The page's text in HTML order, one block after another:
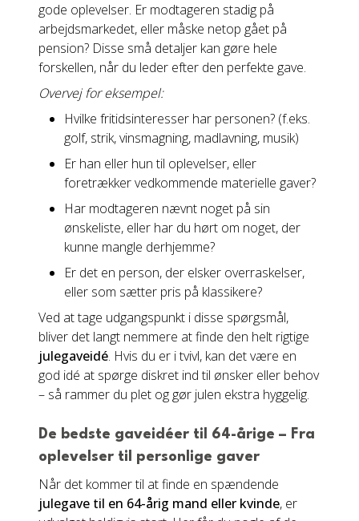
gode oplevelser. Er modtageren stadig på
arbejdsmarkedet, eller måske netop gået på
pension? Disse små detaljer kan gøre hele
forskellen, når du leder efter den perfekte gave.
Overvej for eksempel:
Hvilke fritidsinteresser har personen? (f.eks.
golf, strik, vinsmagning, madlavning, musik)
Er han eller hun til oplevelser, eller
foretrækker vedkommende materielle gaver?
Har modtageren nævnt noget på sin
ønskeliste, eller har du hørt om noget, der
kunne mangle derhjemme?
Er det en person, der elsker overraskelser,
eller som sætter pris på klassikere?
Ved at tage udgangspunkt i disse spørgsmål,
bliver det langt nemmere at finde den helt rigtige
julegaveidé. Hvis du er i tvivl, kan det være en
god idé at spørge diskret ind til ønsker eller behov
– så rammer du plet og gør julen ekstra hyggelig.
De bedste gaveidéer til 64-årige – Fra
oplevelser til personlige gaver
Når det kommer til at finde en spændende
julegave til en 64-årig mand eller kvinde, er